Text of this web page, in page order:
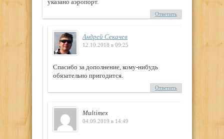
указано аэропорт.
Ответить
Андрей Секачев
12.10.2018 в 09:25
Спасибо за дополнение, кому-нибудь
обязательно пригодится.
Ответить
Multimex
04.09.2019 в 14:49